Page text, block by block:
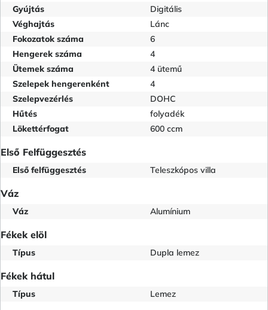
Gyújtás
Digitális
Véghajtás
Lánc
Fokozatok száma
6
Hengerek száma
4
Ütemek száma
4 ütemű
Szelepek hengerenként
4
Szelepvezérlés
DOHC
Hűtés
folyadék
Lökettérfogat
600 ccm
Első Felfüggesztés
Első felfüggesztés Teleszkópos villa
Váz
Váz Alumínium
Fékek elöl
Típus Dupla lemez
Fékek hátul
Típus Lemez